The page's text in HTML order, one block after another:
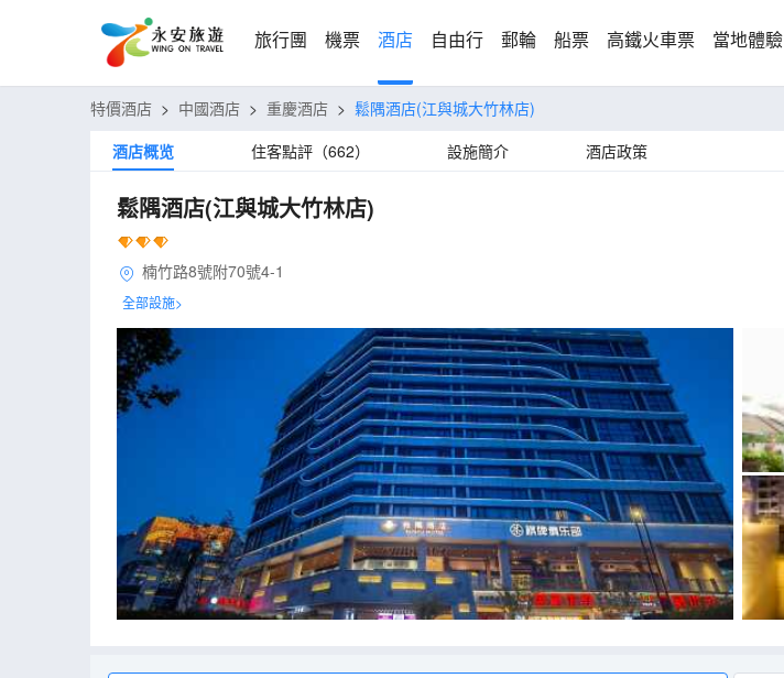
旅行團 機票 酒店 自由行 郵輪 船票 高鐵火車票 當地體驗
特價酒店 > 中國酒店 > 重慶酒店 > 鬆隅酒店(江與城大竹林店)
酒店概览
住客點評（662） 設施簡介 酒店政策
鬆隅酒店(江與城大竹林店)
楠竹路8號附70號4-1
全部設施>